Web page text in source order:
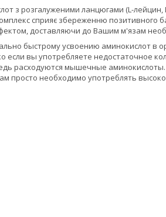
з розгалуженими ланцюгами (L-лейцин,
сприяє збереженню позитивного
доставляючи до Вашим м'язам
быстрому усвоению аминокислот в
вы употребляете недостаточное
расходуются мышечные
необходимо употреблять